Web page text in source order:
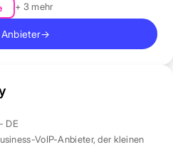
+ 3 mehr
→
DE
VoIP-Anbieter, der kleinen